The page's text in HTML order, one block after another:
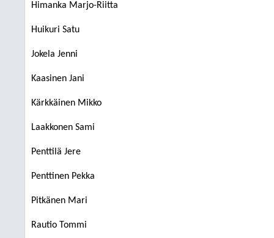
Himanka Marjo-Riitta
Huikuri Satu
Jokela Jenni
Kaasinen Jani
Kärkkäinen Mikko
Laakkonen Sami
Penttilä Jere
Penttinen Pekka
Pitkänen Mari
Rautio Tommi